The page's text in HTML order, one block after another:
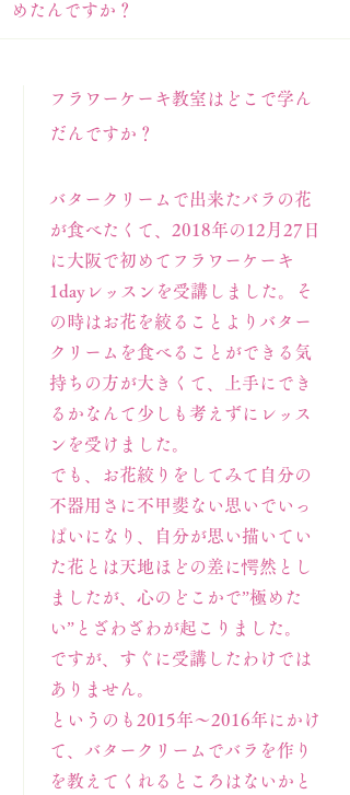
めたんですか？
​フラワーケーキ教室はどこで学ん
だんですか？
バタークリームで出来たバラの花
が食べたくて、2018年の12月27日
に大阪で初めてフラワーケーキ
1dayレッスンを受講しました。そ
の時はお花を絞ることよりバター
クリームを食べることができる気
持ちの方が大きくて、上手にでき
るかなんて少しも考えずにレッス
ンを受けました。
でも、お花絞りをしてみて自分の
不器用さに不甲斐ない思いでいっ
ぱいになり、自分が思い描いてい
た花とは天地ほどの差に愕然とし
ましたが、心のどこかで”極めた
い”とざわざわが起こりました。
ですが、すぐに受講したわけでは
ありません。
というのも2015年～2016年にかけ
て、バタークリームでバラを作り
を教えてくれるところはないかと